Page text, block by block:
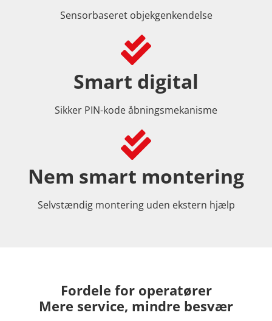
Sensorbaseret objekgenkendelse
Smart digital
Sikker PIN-kode åbningsmekanisme
Nem smart montering
Selvstændig montering uden ekstern hjælp
Fordele for operatører
Mere service, mindre besvær